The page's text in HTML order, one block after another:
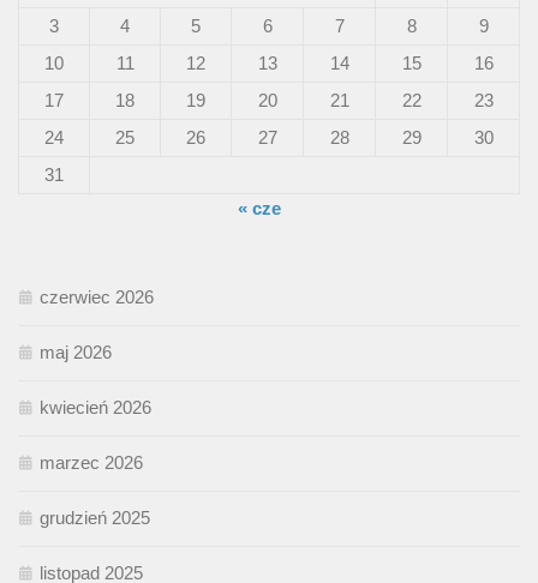
3
4 5 6 7 8
9
10
11 12 13 14 15
16
17
18 19 20 21 22
23
24
25 26 27 28 29
30
31
« cze
czerwiec 2026
maj 2026
kwiecień 2026
marzec 2026
grudzień 2025
listopad 2025